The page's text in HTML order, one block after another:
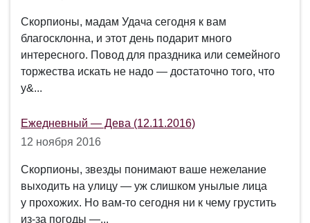
Скорпионы, мадам Удача сегодня к вам
благосклонна, и этот день подарит много
интересного. Повод для праздника или семейного
торжества искать не надо — достаточно того, что
у&...
Ежедневный — Дева (12.11.2016)
12 ноября 2016
Скорпионы, звезды понимают ваше нежелание
выходить на улицу — уж слишком унылые лица
у прохожих. Но вам-то сегодня ни к чему грустить
из-за погоды —...